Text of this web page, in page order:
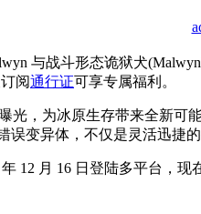
与战斗形态诡狱犬
阅通行证可享专属福利。
光，为冰原生存带来全新
变异体，不仅是灵活迅捷
年 12 月 16 日登陆多平台，现